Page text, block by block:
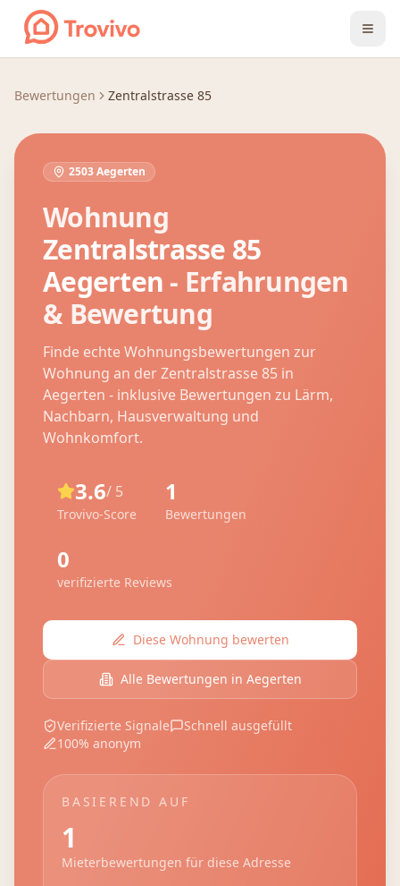
Zum Inhalt springen
Bewertungen Zentralstrasse 85
2503 Aegerten
Wohnung
Zentralstrasse 85
Aegerten - Erfahrungen
& Bewertung
Finde echte Wohnungsbewertungen zur
Wohnung an derZentralstrasse 85 in
Aegerten - inklusive Bewertungen zu Lärm,
Nachbarn, Hausverwaltung und
Wohnkomfort.
3.6/ 5
Trovivo-Score
1
Bewertungen
0
verifizierte Reviews
Diese Wohnung bewerten
Alle Bewertungen in Aegerten
Verifizierte Signale
Schnell ausgefüllt
100% anonym
BASIEREND AUF
1
Mieterbewertungen für diese Adresse